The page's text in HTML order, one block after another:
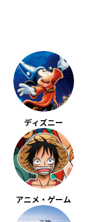
ディズニー
アニメ・ゲーム